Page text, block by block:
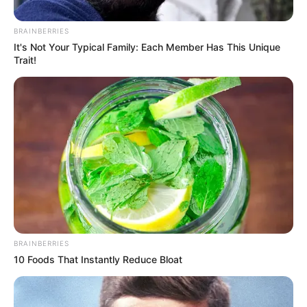
Orlando Ramos Esalas (fondo) - @dumek_turbay/X
Calle 4 de La Boquilla - Alcalde Dumek Turbay
Por:Danna Belén Jurado Ortega
Mayo 7, 2026
BRAINBERRIES
It's Not Your Typical Family: Each Member Has This Unique
Trait!
BRAINBERRIES
10 Foods That Instantly Reduce Bloat